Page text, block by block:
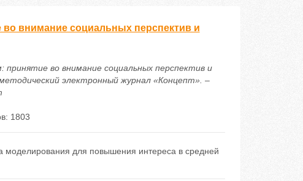
внимание социальных перспектив и
во внимание социальных перспектив и
электронный журнал «Концепт». –
1803
моделирования для повышения интереса в средней